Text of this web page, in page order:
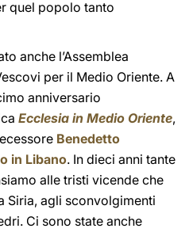
quel popolo tanto
anche l’Assemblea
per il Medio Oriente. A
anniversario
Ecclesia in Medio Oriente,
Benedetto
in Libano. In dieci anni tante
alle tristi vicende che
Siria, agli sconvolgimenti
Ci sono state anche